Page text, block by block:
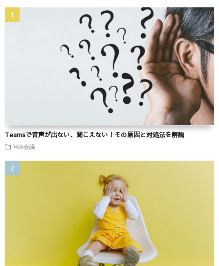
Teamsで音声が出ない、聞こえない！その原因と対処法を解説
Web会議